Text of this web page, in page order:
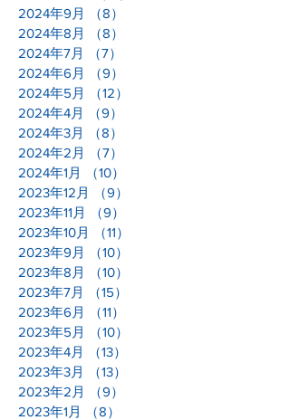
2024年9月
（8）
2024年8月
（8）
2024年7月
（7）
2024年6月
（9）
2024年5月
（12）
2024年4月
（9）
2024年3月
（8）
2024年2月
（7）
2024年1月
（10）
2023年12月
（9）
2023年11月
（9）
2023年10月
（11）
2023年9月
（10）
2023年8月
（10）
2023年7月
（15）
2023年6月
（11）
2023年5月
（10）
2023年4月
（13）
2023年3月
（13）
2023年2月
（9）
2023年1月
（8）